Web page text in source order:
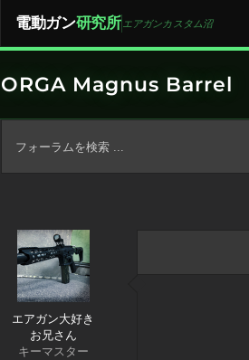
電動ガン研究所 エアガンカスタム沼
ORGA Magnus Barrel
エアガン大好き
お兄さん
キーマスター